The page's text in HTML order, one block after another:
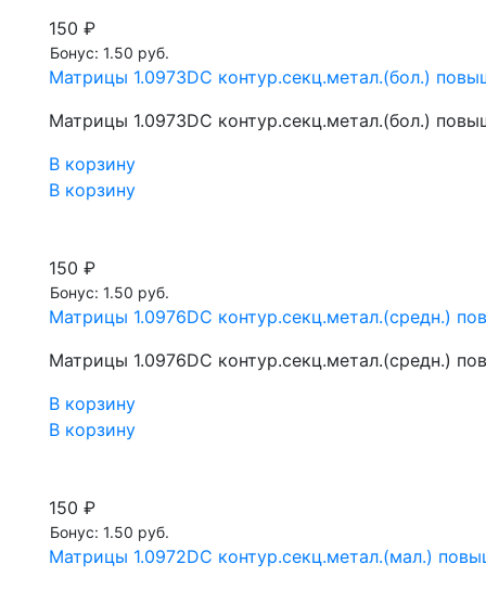
150 ₽
Бонус: 1.50 руб.
Матрицы 1.0973DC контур.секц.метал.(бол.)
Матрицы 1.0973DC контур.секц.метал.(бол.)
В корзину
В корзину
150 ₽
Бонус: 1.50 руб.
Матрицы 1.0976DC контур.секц.метал.(средн.)
Матрицы 1.0976DC контур.секц.метал.(средн.)
В корзину
В корзину
150 ₽
Бонус: 1.50 руб.
Матрицы 1.0972DC контур.секц.метал.(мал.)